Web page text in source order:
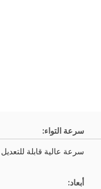
سرعة التواء:
سرعة عالية قابلة للتعديل
أبعاد: